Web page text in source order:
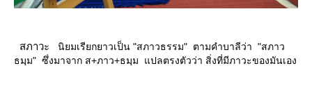
สภาวะ นิยมเรียกยาวเป็น "สภาวธรรม" ตามคำบาลีว่า "สภาว
ธมฺม" ซึ่งมาจาก ส+ภาว+ธมฺม แปลตรงตัวว่า สิ่งที่มีภาวะของมันเอง